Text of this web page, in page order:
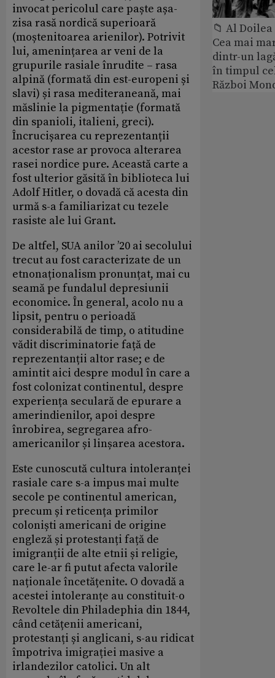
invocat pericolul care paște așa-
zisa rasă nordică superioară
(moștenitoarea arienilor). Potrivit
lui, amenințarea ar veni de la
grupurile rasiale înrudite – rasa
alpină (formată din est-europeni și
slavi) și rasa mediteraneană, mai
măslinie la pigmentație (formată
din spanioli, italieni, greci).
Încrucișarea cu reprezentanții
acestor rase ar provoca alterarea
rasei nordice pure. Această carte a
fost ulterior găsită în biblioteca lui
Adolf Hitler, o dovadă că acesta din
urmă s-a familiarizat cu tezele
rasiste ale lui Grant.
De altfel, SUA anilor ’20 ai secolului
trecut au fost caracterizate de un
etnonaționalism pronunțat, mai cu
seamă pe fundalul depresiunii
economice. În general, acolo nu a
lipsit, pentru o perioadă
considerabilă de timp, o atitudine
vădit discriminatorie față de
reprezentanții altor rase; e de
amintit aici despre modul în care a
fost colonizat continentul, despre
experiența seculară de epurare a
amerindienilor, apoi despre
înrobirea, segregarea afro-
americanilor și linșarea acestora.
Este cunoscută cultura intoleranței
rasiale care s-a impus mai multe
secole pe continentul american,
precum și reticența primilor
coloniști americani de origine
engleză și protestanți față de
imigranții de alte etnii și religie,
care le-ar fi putut afecta valorile
naționale încetățenite. O dovadă a
acestei intoleranțe au constituit-o
Revoltele din Philadephia din 1844,
când cetățenii americani,
protestanți și anglicani, s-au ridicat
împotriva imigrației masive a
irlandezilor catolici. Un alt
📁 Al
Cea mai
dintr-un
în timpul
Război